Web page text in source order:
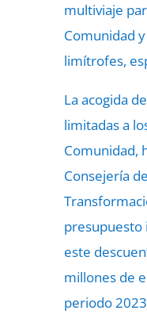
multiviaje
Comunidad
limítrofes,
La acogida
limitadas a
Comunidad,
Consejería
presupuesto
este
millones de
periodo